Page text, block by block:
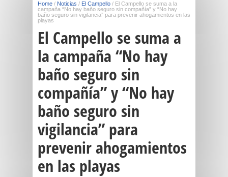
Home / Noticias / El Campello / El Campello se suma a la
campaña “No hay baño seguro sin compañía” y “No hay
baño seguro sin vigilancia” para prevenir ahogamientos en las
playas
El Campello se suma a
la campaña “No hay
baño seguro sin
compañía” y “No hay
baño seguro sin
vigilancia” para
prevenir ahogamientos
en las playas